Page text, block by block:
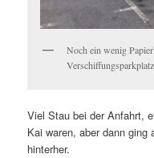
Noch ein wenig
Verschiffungsparkplatz
Viel Stau bei der Anfahrt,
Kai waren, aber dann
hinterher.